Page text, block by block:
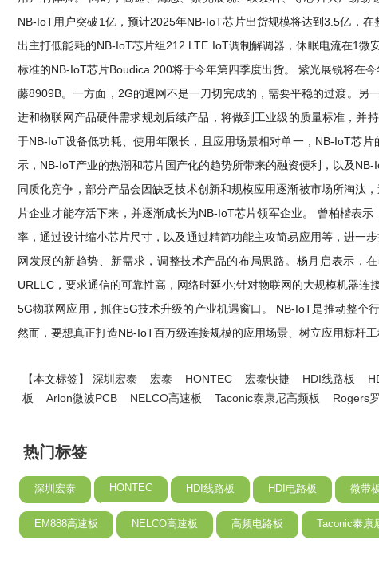
NB-IoT用户突破1亿，预计2025年NB-IoT芯片出货规模将达到3.5亿，
出主打低能耗的NB-IoT芯片组212 LTE IoT调制解调器，休眠电流在1
标准的NB-IoT芯片Boudica 200将于今年第四季度出货。 紫光展锐将在
藤8909B。一方面，2G的退网不是一刀切完成的，需要平稳的过渡。
进和物联网产品硬件需求规划后续产品，将做到工业级的质量标准，并
于NB-IoT设备低功耗、使用年限长，且应用场景相对单一，NB-IoT芯
示，NB-IoT产业的热潮和芯片国产化的趋势所带来的融资便利，以及
同质化竞争，部分产品会因缺乏技术创新和规模应用逐渐被市场所淘汰
片企业才能存活下来，并逐渐成长为NB-IoT芯片领军企业。 曾柏楷表
率，通过设计缩小芯片尺寸，以及通过精简功能主攻简易应用等，进一
网发展的新趋势、新需求，调整技术产品的布局思路。杨月启表示，
URLLC，要求通信的可靠性高，网络时延小;针对物联网的大规模机器
5G物联网应用，抓住5G技术升级的产业机遇窗口。 NB-IoT是推动整个
然而，要想真正打造NB-IoT百万级连接规模的应用场景、树立应用标杆
【本文标签】 深圳宏泰 宏泰 HONTEC 宏泰快捷 HDI线路板
板
Arlon微波PCB NELCO高速板 Taconic泰康尼高频板 Rogers
热门标签
深圳宏泰 HONTEC HDI线路板 HDI电路板 微带
EM888高速板 NELCO高速板 高频电路板 Taconic泰康